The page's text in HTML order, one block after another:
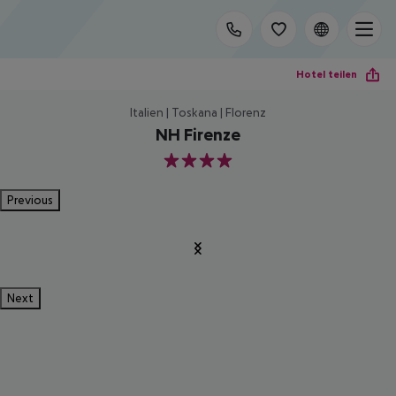
Hotel teilen
Italien | Toskana | Florenz
NH Firenze
4
Previous
Next